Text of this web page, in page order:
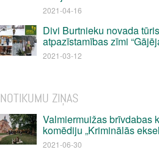
2021-04-16
Divi Burtnieku novada
atpazīstamības zīmi
2021-03-12
NOTIKUMU ZIŅAS
Valmiermuižas brīvdabas
komēdiju „Kriminālās
2021-06-30